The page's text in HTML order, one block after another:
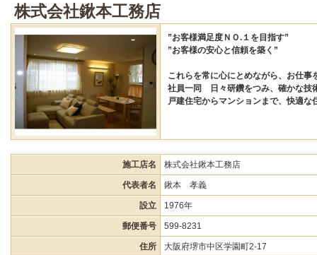
株式会社鍬本工務店
”お客様満足度ＮＯ.１を目指す”
”お客様の安心と信頼を築く”
これらを常に心にとめながら、お仕事
社員一同 日々研鑽をつみ、確かな技
戸建住宅からマンションまで、快適
施工店名 株式会社鍬本工務店
代表者名 鍬本 孝義
設立 1976年
郵便番号 599-8231
住所 大阪府堺市中区学園町2-17